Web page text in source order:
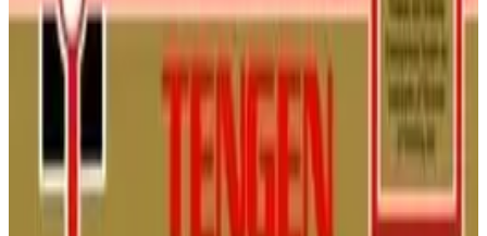
NINTENDO ENTERTAINMENT
SYSTEM
ДЕЙСТВИЕ БЭТЛТОДС
Пак-Мания (NES)
Pac-Man возвращается в совершенно новом измерении на
NES! Перепрыгивайте через призраков в псевдо-3D
изометрических лабиринтах в этой сложной,
нелицензированной версии популярного аркадного хита.